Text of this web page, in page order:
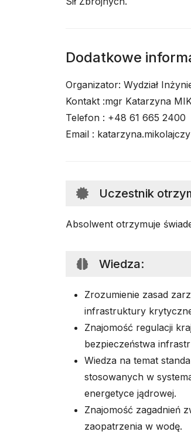
Dodatkowe
Organizator: Wydział
Kontakt :mgr Katarzyna
Telefon : +48 61 665 2400
Email :
Uczestnik
Absolwent otrzymuje
Wiedza:
Zrozumienie zasad
infrastruktury
Znajomość regulacji
bezpieczeństwa
Wiedza na temat
stosowanych w
energetyce jądrowej.
Znajomość zagadnień
zaopatrzenia w wodę.